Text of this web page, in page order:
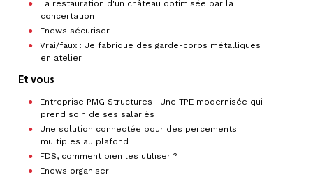
La restauration d'un château optimisée par la
concertation
Enews sécuriser
Vrai/faux : Je fabrique des garde-corps métalliques
en atelier
Et vous
Entreprise PMG Structures : Une TPE modernisée qui
prend soin de ses salariés
Une solution connectée pour des percements
multiples au plafond
FDS, comment bien les utiliser ?
Enews organiser